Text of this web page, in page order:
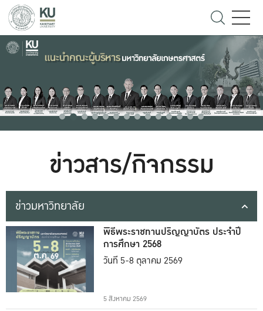
ข่าวสาร/กิจกรรม
ข่าวมหาวิทยาลัย
พิธีพระราชทานปริญญาบัตร ประจำปี
การศึกษา 2568
วันที่ 5-8 ตุลาคม 2569
5 สิงหาคม 2569